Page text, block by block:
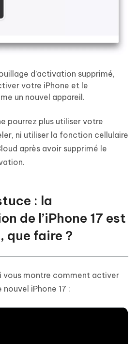
d’activation supprimé,
votre iPhone et le
un nouvel appareil.
pourrez plus utiliser votre
ni utiliser la fonction cellulaire
après avoir supprimé le
: la
de l’iPhone 17 est
que faire ?
vous montre comment activer
iPhone 17 :